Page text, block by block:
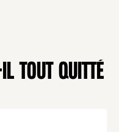
TOUT QUITTÉ